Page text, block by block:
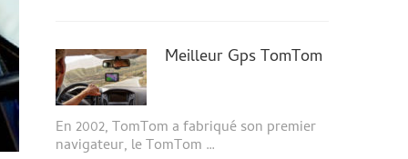
Meilleur Gps TomTom
En 2002, TomTom a fabriqué son premier
navigateur, le TomTom …